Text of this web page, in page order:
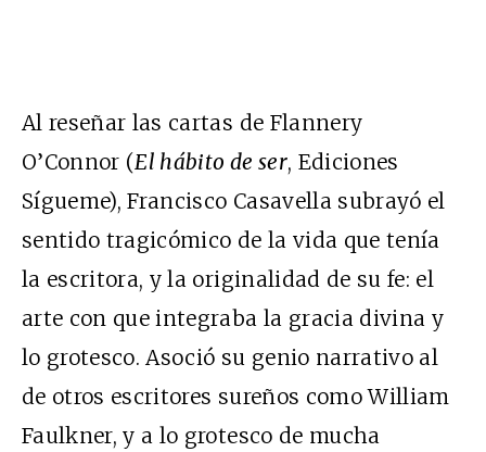
Al reseñar las cartas de Flannery
O’Connor (El hábito de ser, Ediciones
Sígueme), Francisco Casavella subrayó el
sentido tragicómico de la vida que tenía
la escritora, y la originalidad de su fe: el
arte con que integraba la gracia divina y
lo grotesco. Asoció su genio narrativo al
de otros escritores sureños como William
Faulkner, y a lo grotesco de mucha